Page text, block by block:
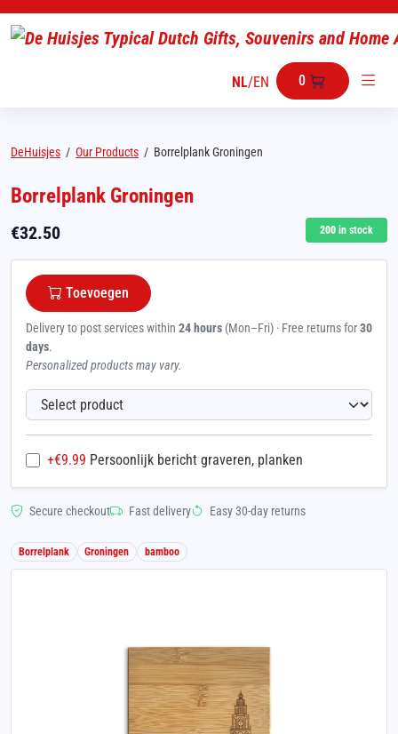
NL/EN 0
DeHuisjes / Our Products / Borrelplank Groningen
Borrelplank Groningen
€32.50 200 in stock
Toevoegen
Delivery to post services within 24 hours (Mon–Fri) · Free returns for30
days.
Personalized products may vary.
+€9.99 Persoonlijk bericht graveren, planken
Secure checkout Fast delivery Easy 30-day returns
Borrelplank Groningen bamboo